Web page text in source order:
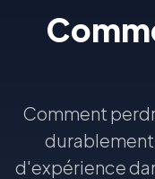
Comment
durablement
d'expérience